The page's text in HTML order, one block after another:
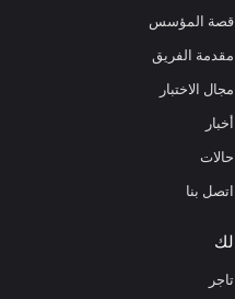
قصة المؤسس
مقدمة الفريق
مجال الاختبار
أخبار
حالات
اتصل بنا
لك
تاجر